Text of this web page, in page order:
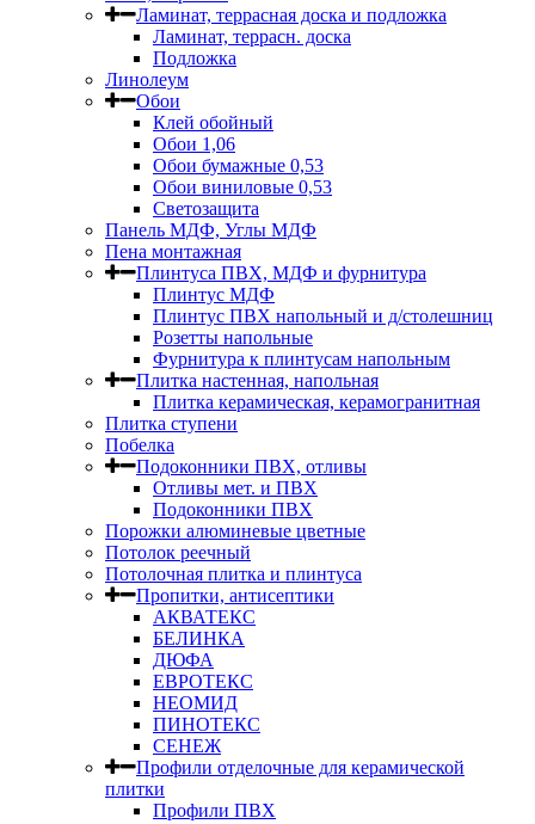
Ламинат, террасная доска и подложка
Ламинат, террасн. доска
Подложка
Линолеум
Обои
Клей обойный
Обои 1,06
Обои бумажные 0,53
Обои виниловые 0,53
Светозащита
Панель МДФ, Углы МДФ
Пена монтажная
Плинтуса ПВХ, МДФ и фурнитура
Плинтус МДФ
Плинтус ПВХ напольный и д/столешниц
Розетты напольные
Фурнитура к плинтусам напольным
Плитка настенная, напольная
Плитка керамическая, керамогранитная
Плитка ступени
Побелка
Подоконники ПВХ, отливы
Отливы мет. и ПВХ
Подоконники ПВХ
Порожки алюминевые цветные
Потолок реечный
Потолочная плитка и плинтуса
Пропитки, антисептики
АКВАТЕКС
БЕЛИНКА
ДЮФА
ЕВРОТЕКС
НЕОМИД
ПИНОТЕКС
СЕНЕЖ
Профили отделочные для керамической
плитки
Профили ПВХ